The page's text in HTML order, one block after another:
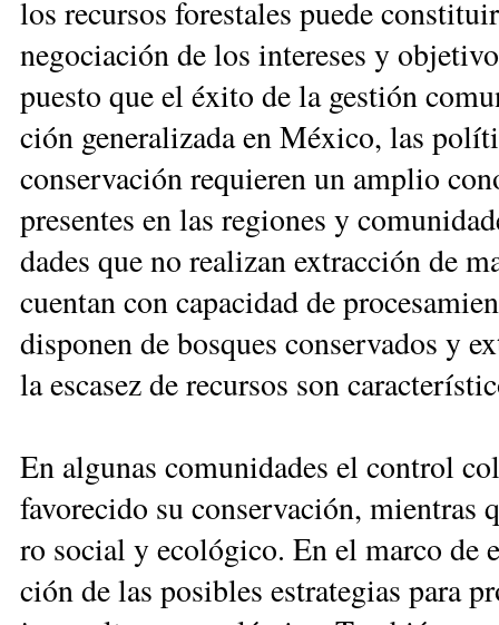
los re­cur­sos fo­res­ta­les pue­de
ne­go­cia­ción de los in­te­re­ses y
pues­to que el éxi­to de la ges­tión
ción ge­ne­ra­li­za­da en Mé­xi­co, las
con­ser­va­ción re­quie­ren un am­plio
pre­sen­tes en las re­gio­nes y
da­des que no rea­li­zan ex­trac­ción de
cuen­tan con ca­pa­ci­dad de
dis­po­nen de bos­ques con­ser­va­dos y
la es­ca­sez de re­cur­sos son
En al­gu­nas co­mu­ni­da­des el con­trol
fa­vo­re­ci­do su con­ser­va­ción, mien­tras
ro so­cial y eco­ló­gi­co. En el mar­co de
ción de las po­si­bles es­tra­te­gias pa­ra